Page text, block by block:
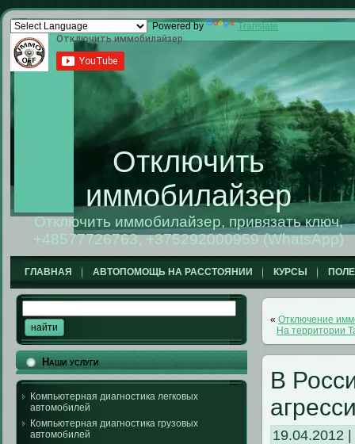
Powered by Translate
Отключить
иммобилайзер
Отключить иммобилайзер, привязать ключ,
+48577726763, +375292000959 (WhatsApp)
ГЛАВНАЯ АВТОПОМОЩЬ НА РАССТОЯНИИ КУРСЫ
Наши услуги
Компьютерная диагностика легковых
автомобилей
Компьютерная диагностика грузовых
автомобилей
« Отключение
На территории
В
19.04.2012